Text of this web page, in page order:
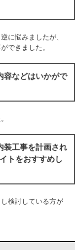
に悩みましたが、
できました。
容などはいかがで
装工事を計画され
トをおすすめし
検討している方が